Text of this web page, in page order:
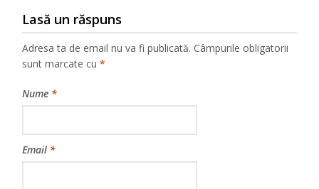
Lasă un răspuns
Adresa ta de email nu va fi publicată. Câmpurile obligatorii
sunt marcate cu*
Nume *
Email *